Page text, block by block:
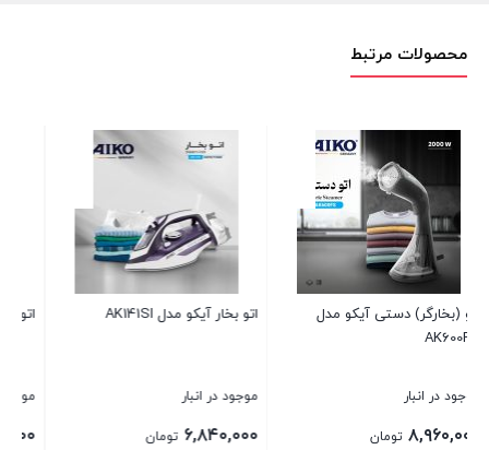
محصولات مرتبط
اتو بخار آیکو مدل AK144 SI
۲,۵۵۰,۰۰۰
اتو پرس آیکو مدل AK510SP
۳۷,۲۰۰,۰۰۰ تومان